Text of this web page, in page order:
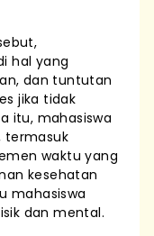
hal yang
dan tuntutan
jika tidak
itu, mahasiswa
termasuk
waktu yang
kesehatan
mahasiswa
dan mental.